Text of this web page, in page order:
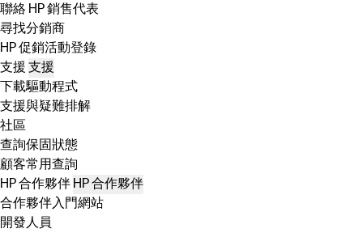
聯絡 HP 銷售代表
尋找分銷商
HP 促銷活動登錄
支援 支援
下載驅動程式
支援與疑難排解
社區
查詢保固狀態
顧客常用查詢
HP 合作夥伴 HP 合作夥伴
合作夥伴入門網站
開發人員